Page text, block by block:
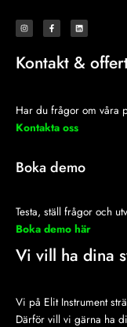
I
n
s
a
g
r
F
a
c
o
o
L
i
n
e
d
i
Kontakt &
Har du frågor om våra
Kontakta oss
Boka demo
Testa, ställ frågor och
Boka demo här
Vi vill ha dina
Vi på Elit Instrument
Därför vill vi gärna ha